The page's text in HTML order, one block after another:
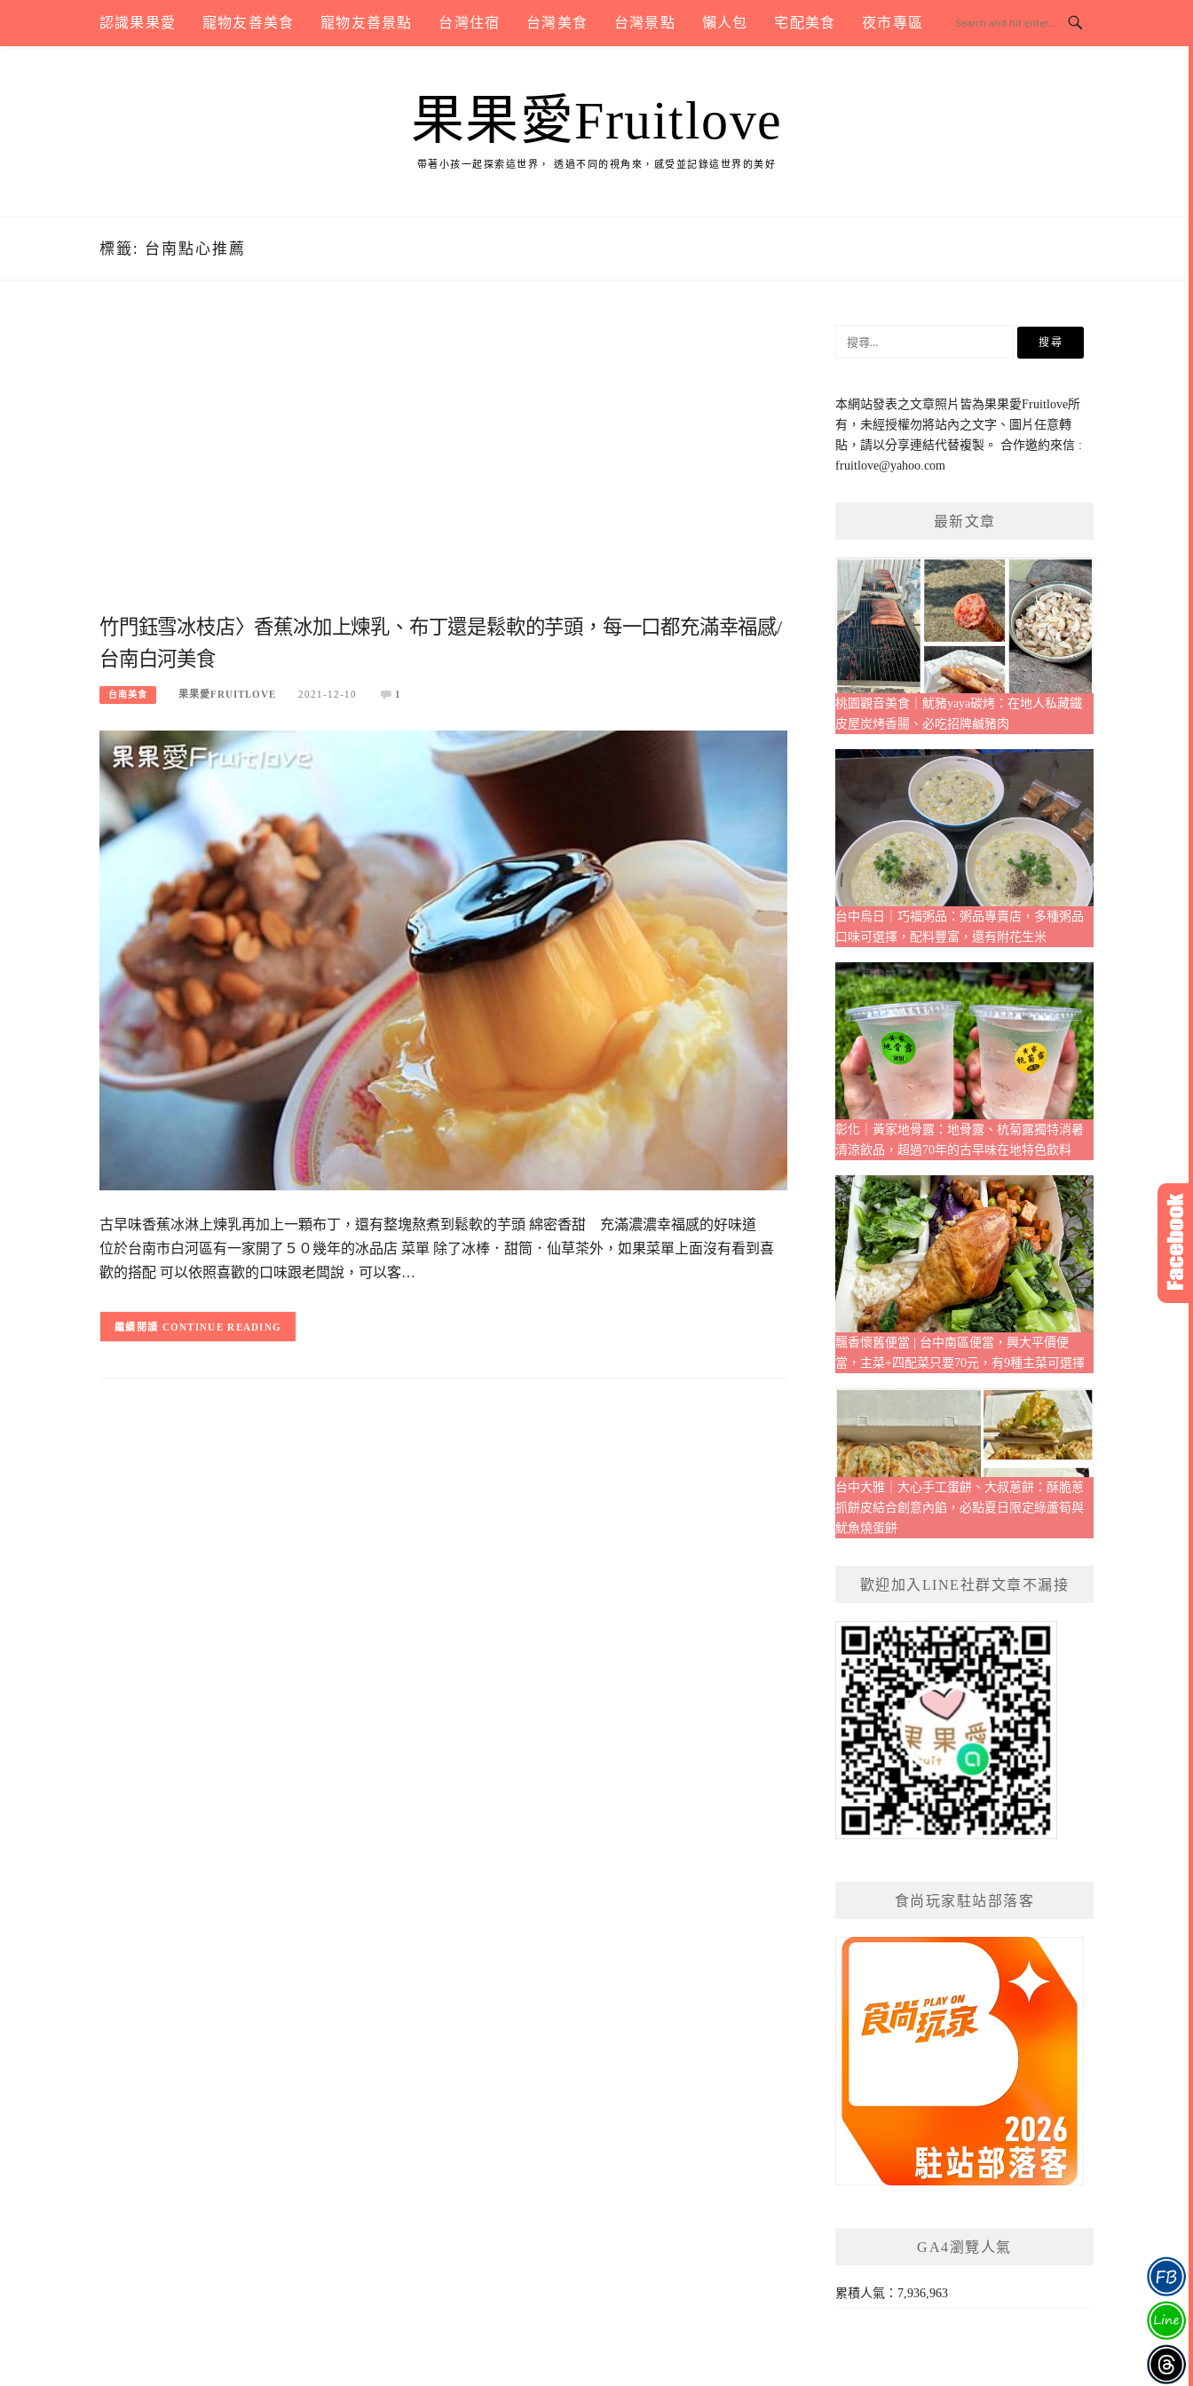
content
認識果果愛 寵物友善美食 寵物友善景點 台灣住宿 台灣美食 台灣景點 懶人包 宅配美食 夜市專區
果果愛Fruitlove
帶著小孩一起探索這世界， 透過不同的視角來，感受並記錄這世界的美好
標籤: 台南點心推薦
竹門鈺雪冰枝店〉香蕉冰加上煉乳、布丁還是鬆軟的芋頭，每一口都充滿幸福感/
台南白河美食
台南美食 果果愛FRUITLOVE 2021-12-10 1
古早味香蕉冰淋上煉乳再加上一顆布丁，還有整塊熬煮到鬆軟的芋頭 綿密香甜 充滿濃濃幸福感的好味道
位於台南市白河區有一家開了５０幾年的冰品店 菜單 除了冰棒．甜筒．仙草茶外，如果菜單上面沒有看到喜
歡的搭配 可以依照喜歡的口味跟老闆說，可以客…
CONTINUE READING
鍵
字:
本網站發表之文章照片皆為果果愛Fruitlove所
有，未經授權勿將站內之文字、圖片任意轉
貼，請以分享連結代替複製。 合作邀約來信 :
fruitlove@yahoo.com
最新文章
桃園觀音美食｜魷豬yaya碳烤：在地人私藏鐵
皮屋炭烤香腸、必吃招牌鹹豬肉
台中烏日｜巧福粥品：粥品專賣店，多種粥品
口味可選擇，配料豐富，還有附花生米
彰化｜黃家地骨露：地骨露、杭菊露獨特消暑
清涼飲品，超過70年的古早味在地特色飲料
飄香懷舊便當 | 台中南區便當，興大平價便
當，主菜+四配菜只要70元，有9種主菜可選擇
台中大雅｜大心手工蛋餅、大叔蔥餅：酥脆蔥
抓餅皮結合創意內餡，必點夏日限定綠蘆筍與
魷魚燒蛋餅
歡迎加入LINE社群文章不漏接
食尚玩家駐站部落客
GA4瀏覽人氣
累積人氣：7,936,963